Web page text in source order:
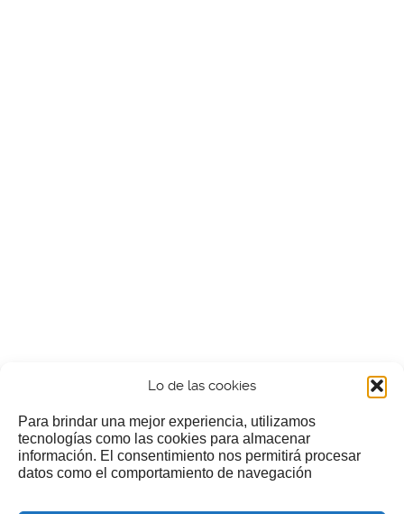
Lo de las cookies
Para brindar una mejor experiencia, utilizamos
tecnologías como las cookies para almacenar
información. El consentimiento nos permitirá procesar
datos como el comportamiento de navegación
¿Nos invitas a un cafecillo?